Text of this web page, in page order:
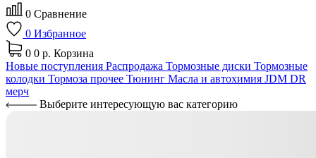
0 Сравнение
0 Избранное
0 0 р. Корзина
Новые поступления Распродажа Тормозные диски Тормозные
колодки Тормоза прочее Тюнинг Масла и автохимия JDM DR
мерч
Выберите интересующую вас категорию